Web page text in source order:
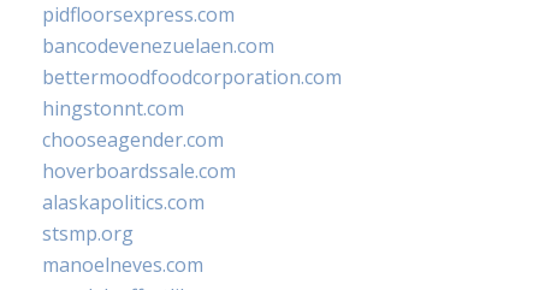
pidfloorsexpress.com
bancodevenezuelaen.com
bettermoodfoodcorporation.com
hingstonnt.com
chooseagender.com
hoverboardssale.com
alaskapolitics.com
stsmp.org
manoelneves.com